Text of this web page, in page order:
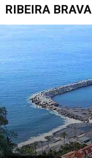
RIBEIRA BRAVA